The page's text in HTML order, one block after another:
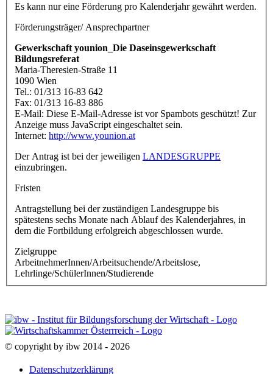
Es kann nur eine Förderung pro Kalenderjahr gewährt werden.
Förderungsträger/ Ansprechpartner
Gewerkschaft younion_Die Daseinsgewerkschaft
Bildungsreferat
Maria-Theresien-Straße 11
1090 Wien
Tel.: 01/313 16-83 642
Fax: 01/313 16-83 886
E-Mail: Diese E-Mail-Adresse ist vor Spambots geschützt! Zur
Anzeige muss JavaScript eingeschaltet sein.
Internet: http://www.younion.at
Der Antrag ist bei der jeweiligen LANDESGRUPPE
einzubringen.
Fristen
Antragstellung bei der zuständigen Landesgruppe bis
spätestens sechs Monate nach Ablauf des Kalenderjahres, in
dem die Fortbildung erfolgreich abgeschlossen wurde.
Zielgruppe
ArbeitnehmerInnen/Arbeitsuchende/Arbeitslose,
Lehrlinge/SchülerInnen/Studierende
© copyright by ibw 2014 - 2026
Datenschutzerklärung